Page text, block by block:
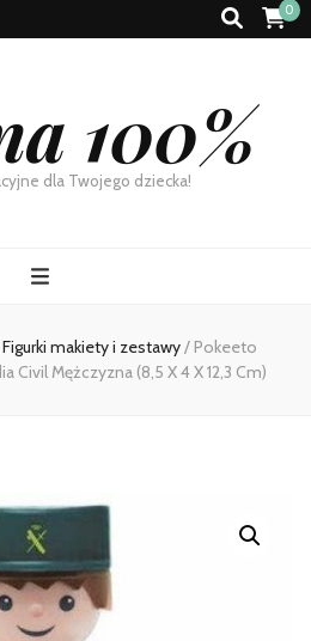
0
100%
dla Twojego dziecka!
Figurki makiety i zestawy/ Pokeeto
Civil Mężczyzna (8,5 X 4 X 12,3 Cm)